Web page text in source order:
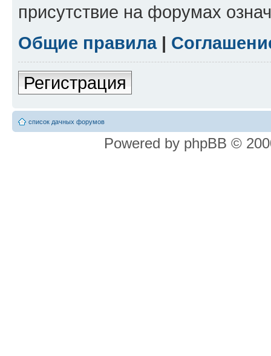
присутствие на форумах
Общие правила|
Регистрация
список дачных форумов
Powered by phpBB ©